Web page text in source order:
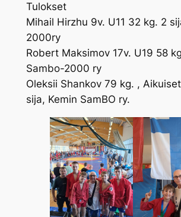
Tulokset
Mihail Hirzhu 9v. U11 32 kg. 2
2000ry
Robert Maksimov 17v. U19 58
Sambo-2000 ry
Oleksii Shankov 79 kg. ,
sija, Kemin SamBO ry.